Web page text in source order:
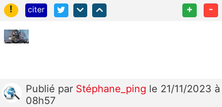
!
citer + -
Publié par Stéphane_ping le 21/11/2023 à
08h57